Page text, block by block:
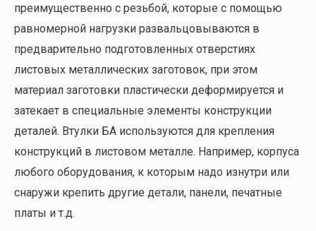
преимущественно с резьбой, которые с помощью
равномерной нагрузки развальцовываются в
предварительно подготовленных отверстиях
листовых металлических заготовок, при этом
материал заготовки пластически деформируется и
затекает в специальные элементы конструкции
деталей. Втулки БА используются для крепления
конструкций в листовом металле. Например, корпуса
любого оборудования, к которым надо изнутри или
снаружи крепить другие детали, панели, печатные
платы и т.д.